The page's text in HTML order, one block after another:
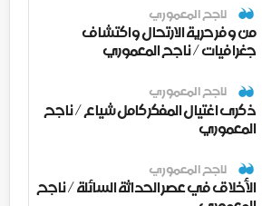
ناجح المعموري
من وفر حرية الارتحال واكتشاف
جغرافيات / ناجح المعموري
ناجح المعموري
ذكرى اغتيال المفكر كامل شياع / ناجح
المعموري
ناجح المعموري
الأخلاق في عصر الحداثة السائلة / ناجح